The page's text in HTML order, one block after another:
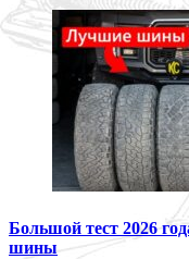
Большой тест 2026
шины